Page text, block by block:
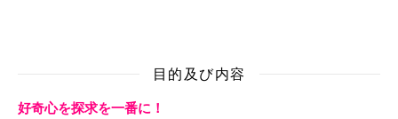
目的及び内容
好奇心を探求を一番に！